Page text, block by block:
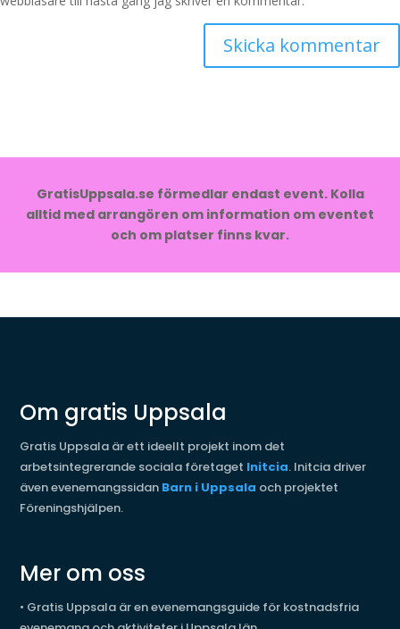
GratisUppsala.se förmedlar endast event. Kolla
alltid med arrangören om information om eventet
och om platser finns kvar.
Om gratis Uppsala
Gratis Uppsala är ett ideellt projekt inom det
arbetsintegrerande sociala företaget Initcia. Initcia driver
även evenemangssidan Barn i Uppsala och projektet
Föreningshjälpen.
Mer om oss
• Gratis Uppsala är en evenemangsguide för kostnadsfria